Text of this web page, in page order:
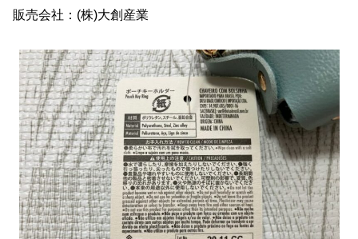
販売会社：(株)大創産業